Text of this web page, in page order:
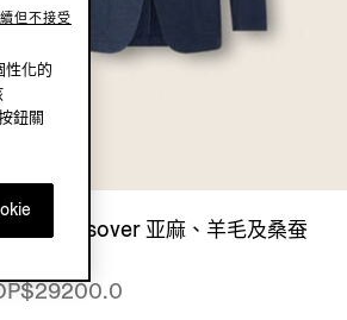
夜蓝 Crossover 亚麻、羊毛及桑蚕
化的
鈕關
但不接受